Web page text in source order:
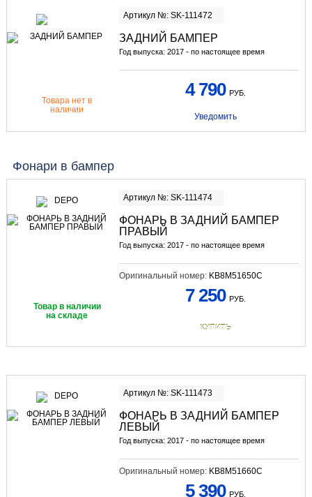
Артикул №: SK-111472
ЗАДНИЙ БАМПЕР
Год выпуска: 2017 - по настоящее время
Товара нет в
наличии
4 790 РУБ.
Уведомить
Фонари в бампер
Артикул №: SK-111474
ФОНАРЬ В ЗАДНИЙ БАМПЕР
ПРАВЫЙ
Год выпуска: 2017 - по настоящее время
Оригинальный номер: KB8M51650C
Товар в наличии
на складе
7 250 РУБ.
КУПИТЬ
Артикул №: SK-111473
ФОНАРЬ В ЗАДНИЙ БАМПЕР
ЛЕВЫЙ
Год выпуска: 2017 - по настоящее время
Оригинальный номер: KB8M51660C
5 390 РУБ.